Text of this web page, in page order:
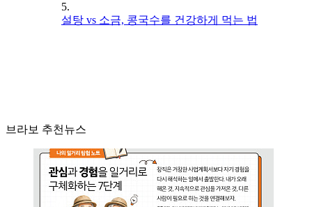
5.
설탕 vs 소금, 콩국수를 건강하게 먹는 법
브라보 추천뉴스